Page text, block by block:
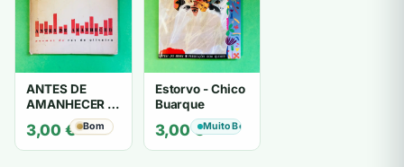
ANTES DE
AMANHECER -
ruy de oliveira
3,00 € Bom
Estorvo - Chico
Buarque
3,00€Muito Bom